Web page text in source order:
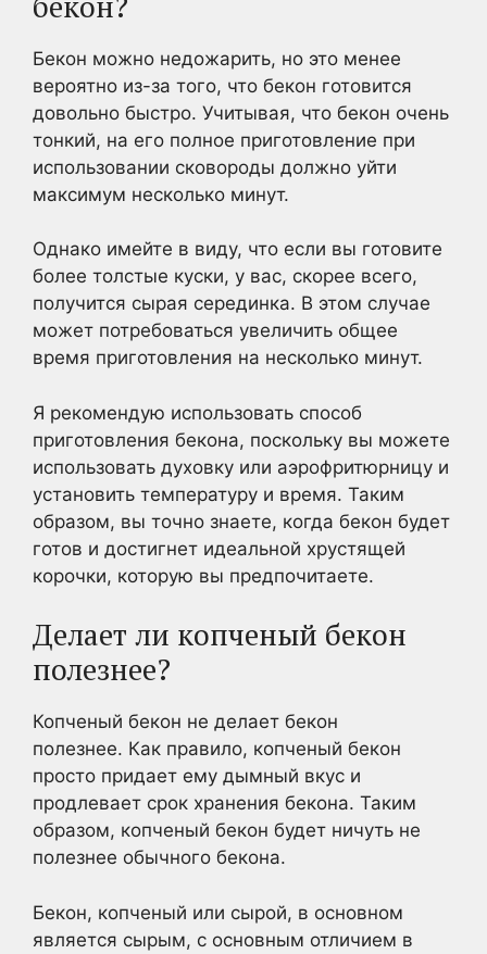
Бекон можно недожарить, но это менее
вероятно из-за того, что бекон готовится
довольно быстро. Учитывая, что бекон очень
тонкий, на его полное приготовление при
использовании сковороды должно уйти
максимум несколько минут.
Однако имейте в виду, что если вы готовите
более толстые куски, у вас, скорее всего,
получится сырая серединка. В этом случае
может потребоваться увеличить общее
время приготовления на несколько минут.
Я рекомендую использовать способ
приготовления бекона, поскольку вы можете
использовать духовку или аэрофритюрницу и
установить температуру и время. Таким
образом, вы точно знаете, когда бекон будет
готов и достигнет идеальной хрустящей
корочки, которую вы предпочитаете.
Делает ли копченый бекон
полезнее?
Копченый бекон не делает бекон
полезнее. Как правило, копченый бекон
просто придает ему дымный вкус и
продлевает срок хранения бекона. Таким
образом, копченый бекон будет ничуть не
полезнее обычного бекона.
Бекон, копченый или сырой, в основном
является сырым, с основным отличием в